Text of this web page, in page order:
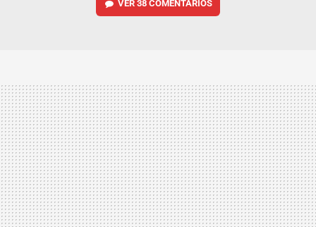
VER 38 COMENTARIOS